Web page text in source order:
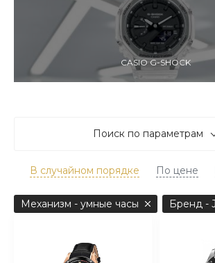
CASIO G-SHOCK
Поиск по параметрам
В случайном порядке По цене
Механизм - умные часы Бренд -